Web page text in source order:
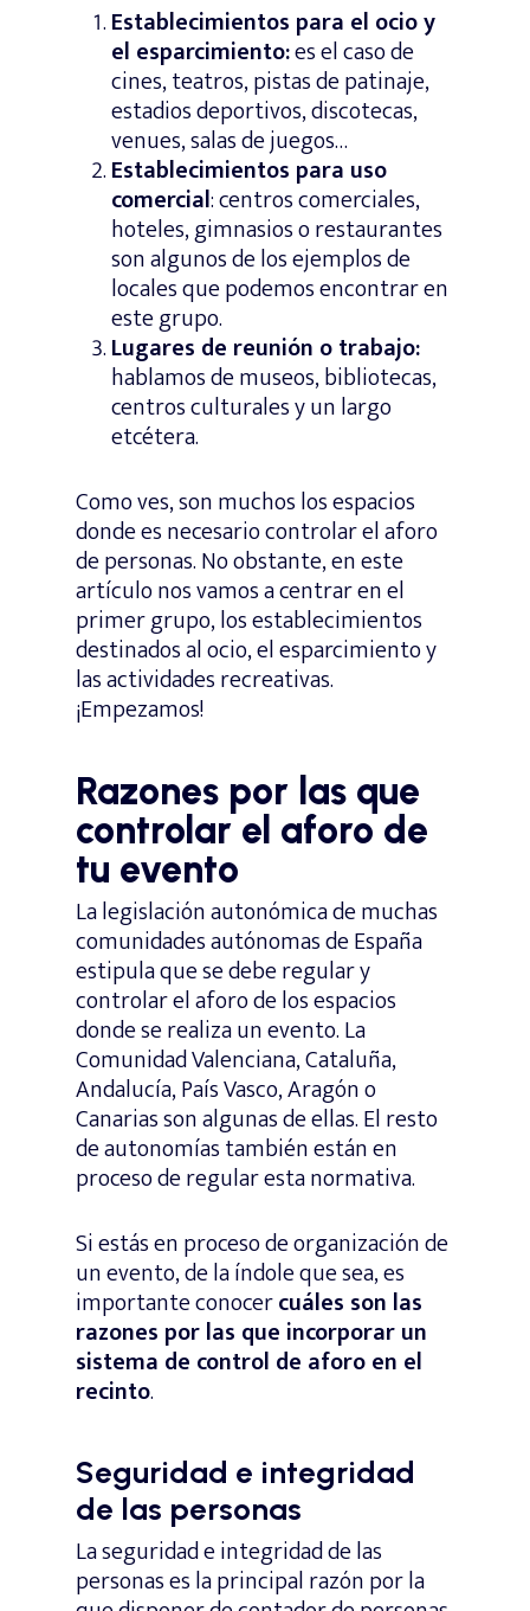
Establecimientos para el ocio y
el esparcimiento:es el caso de
cines, teatros, pistas de patinaje,
estadios deportivos, discotecas,
venues, salas de juegos…
Establecimientos para uso
comercial: centros comerciales,
hoteles, gimnasios o restaurantes
son algunos de los ejemplos de
locales que podemos encontrar en
este grupo.
Lugares de reunión o trabajo:
hablamos de museos, bibliotecas,
centros culturales y un largo
etcétera.
Como ves, son muchos los espacios
donde es necesario controlar el aforo
de personas. No obstante, en este
artículo nos vamos a centrar en el
primer grupo, los establecimientos
destinados al ocio, el esparcimiento y
las actividades recreativas.
¡Empezamos!
Razones por las que
controlar el aforo de
tu evento
La legislación autonómica de muchas
comunidades autónomas de España
estipula que se debe regular y
controlar el aforo de los espacios
donde se realiza un evento. La
Comunidad Valenciana, Cataluña,
Andalucía, País Vasco, Aragón o
Canarias son algunas de ellas. El resto
de autonomías también están en
proceso de regular esta normativa.
Si estás en proceso de organización de
un evento, de la índole que sea, es
importante conocercuáles son las
razones por las que incorporar un
sistema de control de aforo en el
recinto.
Seguridad e integridad
de las personas
La seguridad e integridad de las
personas es la principal razón por la